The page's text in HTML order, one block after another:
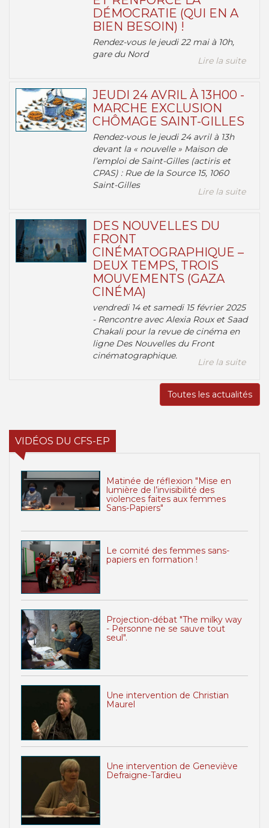
DÉMOCRATIE (QUI EN A
BIEN BESOIN) !
Rendez-vous le jeudi 22 mai à 10h,
gare du Nord
Lire la suite
JEUDI 24 AVRIL À 13H00 -
MARCHE EXCLUSION
CHÔMAGE SAINT-GILLES
Rendez-vous le jeudi 24 avril à 13h
devant la « nouvelle » Maison de
l’emploi de Saint-Gilles (actiris et
CPAS) : Rue de la Source 15, 1060
Saint-Gilles
Lire la suite
DES NOUVELLES DU
FRONT
CINÉMATOGRAPHIQUE –
DEUX TEMPS, TROIS
MOUVEMENTS (GAZA
CINÉMA)
vendredi 14 et samedi 15 février 2025
- Rencontre avec Alexia Roux et Saad
Chakali pour la revue de cinéma en
ligne Des Nouvelles du Front
cinématographique.
Lire la suite
Toutes les actualités
VIDÉOS DU CFS-EP
Matinée de réflexion "Mise en
lumière de l’invisibilité des
violences faites aux femmes
Sans-Papiers"
Le comité des femmes sans-
papiers en formation !
Projection-débat "The milky way
- Personne ne se sauve tout
seul".
Une intervention de Christian
Maurel
Une intervention de Geneviève
Defraigne-Tardieu